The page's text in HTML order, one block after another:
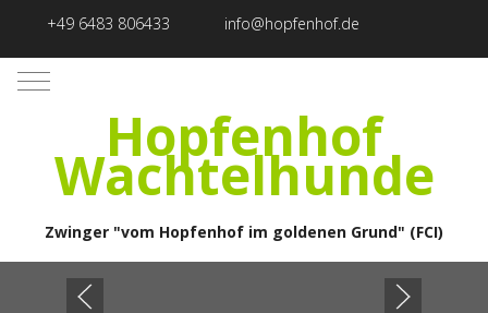
+49 6483 806433 info@hopfenhof.de
Mobile Menu Toggle
Hopfenhof
Wachtelhunde
Zwinger "vom Hopfenhof im goldenen Grund" (FCI)